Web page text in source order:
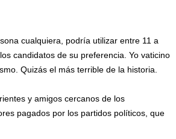
cualquiera, podría utilizar entre 11 a
candidatos de su preferencia. Yo vaticino
Quizás el más terrible de la historia.
y amigos cercanos de los
pagados por los partidos políticos, que